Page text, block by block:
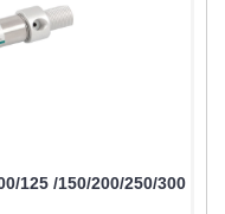
125 /150/200/250/300